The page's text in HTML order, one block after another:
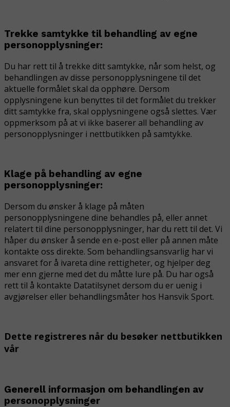
Trekke samtykke til behandling av egne
personopplysninger:
Du har rett til å trekke ditt samtykke, når som helst, og
behandlingen av disse personopplysningene til det
aktuelle formålet skal da opphøre. Dersom
opplysningene kun benyttes til det formålet du trekker
ditt samtykke fra, skal opplysningene også slettes. Vær
oppmerksom på at vi ikke baserer all behandling av
personopplysninger i nettbutikken på samtykke.
Klage på behandling av egne
personopplysninger:
Dersom du ønsker å klage på måten
personopplysningene dine behandles på, eller annet
relatert til dine personopplysninger, har du rett til det. Vi
håper du ønsker å sende en e-post eller på annen måte
kontakte oss direkte. Som behandlingsansvarlig har vi
ansvaret for å ivareta dine rettigheter, og hjelper deg
mer enn gjerne med det du måtte lure på. Du har også
rett til å kontakte Datatilsynet dersom du er uenig i
avgjørelser eller behandlingsmåter hos Hansvik Sport.
Dette registreres når du besøker nettbutikken
vår
Generell informasjon om behandlingen av
personopplysninger